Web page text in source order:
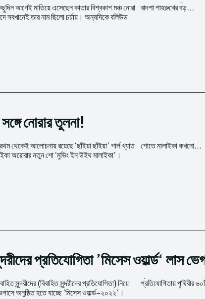
আগেই মাতিয়ে এসেছেন কাতার বিশ্বকাপ মঞ্চ নোরা
সবখানেই তার নাম ছিলো চর্চায়। অন্যদিকে বলিউড
বাদশা শাহরুখের বড়...
নোরার তুলনা!
থেকেই আলোচনায় রয়েছে ‘ছাঁইয়া ছাঁইয়া’ গার্ল খ্যাত
অরোরার নতুন শো ‘মুভিং ইন উইথ মালাইকা’।
শোতে মালাইকা কখনো...
প্রতিযোগিতা ’মিসেস ওয়ার্ল্ড‘ লাস
সুন্দরীদের (বিবাহিত সুন্দরীদের প্রতিযোগিতা) নিয়ে
অনুষ্ঠিত হতে যাচ্ছে ‘মিসেস ওয়ার্ল্ড–২০২২’।
প্রতিযোগিতায় পৃথিবীর